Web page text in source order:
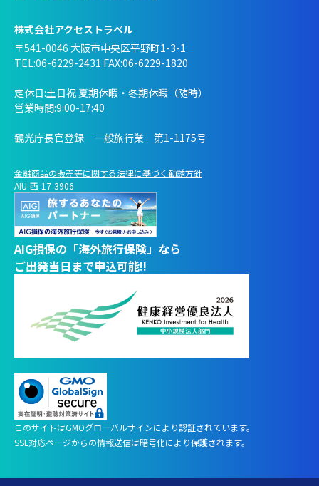
株式会社アクセストラベル
〒541-0046 大阪市中央区平野町1-3-1
TEL:06-6229-2431 FAX:06-6229-1820
定休日:土日祝 夏期休暇・冬期休暇（随時）
営業時間:9:00-17:40
観光庁長官登録 一般旅行業 第1-1175号
金融商品の販売等に関する法律に基づく勧誘方針
AIU-西-17-3906
AIG損保の「海外旅行保険」なら
ご出発当日まで申込可能!!
このサイトはGMOグローバルサインにより認証されています。
SSL対応ページからの情報送信は暗号化により保護されます。